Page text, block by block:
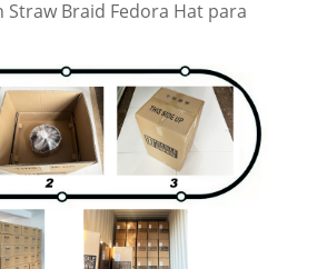
Straw Braid Fedora Hat para